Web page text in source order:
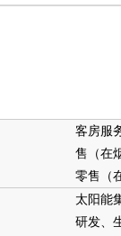
客房服
售（在
零售（
太阳能
研发、